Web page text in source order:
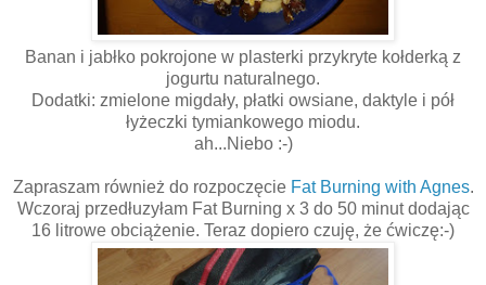
Banan i jabłko pokrojone w plasterki przykryte kołderką z
jogurtu naturalnego.
Dodatki: zmielone migdały, płatki owsiane, daktyle i pół
łyżeczki tymiankowego miodu.
ah...Niebo :-)
Zapraszam również do rozpoczęcie Fat Burning with Agnes.
Wczoraj przedłuzyłam Fat Burning x 3 do 50 minut dodając
16 litrowe obciążenie. Teraz dopiero czuję, że ćwiczę:-)